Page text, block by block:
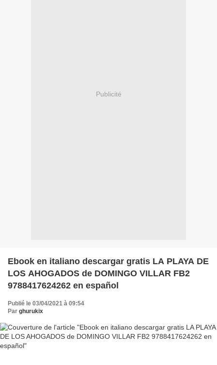
Publicité
Ebook en italiano descargar gratis LA PLAYA DE
LOS AHOGADOS de DOMINGO VILLAR FB2
9788417624262 en español
Publié le 03/04/2021 à 09:54
Par ghurukix